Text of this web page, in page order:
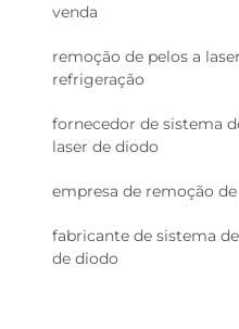
venda
remoção de pelos a
refrigeração
fornecedor de sistema
laser de diodo
empresa de remoção
fabricante de sistema
de diodo